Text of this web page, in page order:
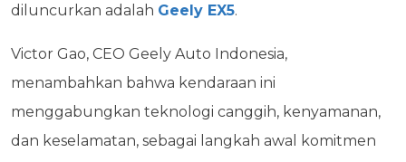
diluncurkan adalah Geely EX5.
Victor Gao, CEO Geely Auto Indonesia,
menambahkan bahwa kendaraan ini
menggabungkan teknologi canggih, kenyamanan,
dan keselamatan, sebagai langkah awal komitmen